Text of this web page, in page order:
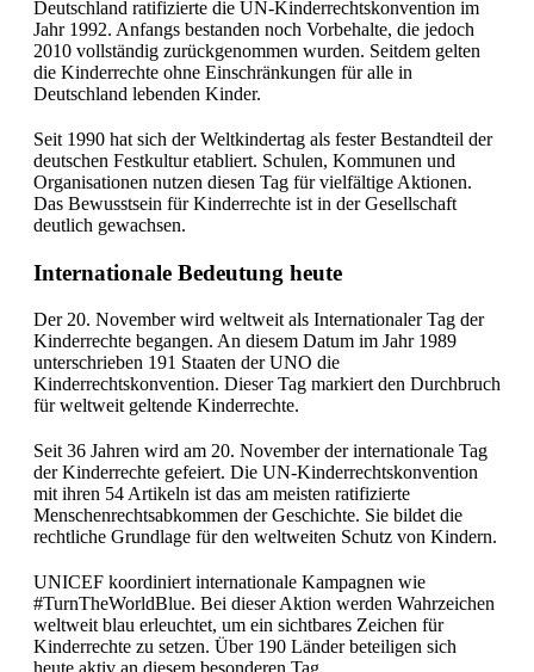
Deutschland ratifizierte die UN-Kinderrechtskonvention im
Jahr 1992. Anfangs bestanden noch Vorbehalte, die jedoch
2010 vollständig zurückgenommen wurden. Seitdem gelten
die Kinderrechte ohne Einschränkungen für alle in
Deutschland lebenden Kinder.
Seit 1990 hat sich der Weltkindertag als fester Bestandteil der
deutschen Festkultur etabliert. Schulen, Kommunen und
Organisationen nutzen diesen Tag für vielfältige Aktionen.
Das Bewusstsein für Kinderrechte ist in der Gesellschaft
deutlich gewachsen.
Internationale Bedeutung heute
Der 20. November wird weltweit als Internationaler Tag der
Kinderrechte begangen. An diesem Datum im Jahr 1989
unterschrieben 191 Staaten der UNO die
Kinderrechtskonvention. Dieser Tag markiert den Durchbruch
für weltweit geltende Kinderrechte.
Seit 36 Jahren wird am 20. November der internationale Tag
der Kinderrechte gefeiert. Die UN-Kinderrechtskonvention
mit ihren 54 Artikeln ist das am meisten ratifizierte
Menschenrechtsabkommen der Geschichte. Sie bildet die
rechtliche Grundlage für den weltweiten Schutz von Kindern.
UNICEF koordiniert internationale Kampagnen wie
#TurnTheWorldBlue. Bei dieser Aktion werden Wahrzeichen
weltweit blau erleuchtet, um ein sichtbares Zeichen für
Kinderrechte zu setzen. Über 190 Länder beteiligen sich
heute aktiv an diesem besonderen Tag.